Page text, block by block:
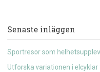
Senaste inläggen
Sportresor som
Utforska variationen i